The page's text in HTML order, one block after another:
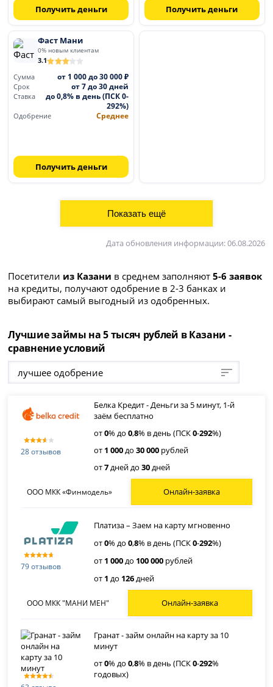
Получить деньги Получить деньги
Фаст Мани
0% новым клиентам
3.1
Сумма
от 1 000 до 30 000 ₽
Срок от 7 до 30 дней
Ставка
до 0,8% в день (ПСК 0-
292%)
Одобрение Среднее
Получить деньги
Дата обновления информации: 06.08.2026
Посетители из Казани в среднем заполняют5-6 заявок
на кредиты, получают одобрение в 2-3 банках и
выбирают самый выгодный из одобренных.
Лучшие займы на 5 тысяч рублей в Казани -
сравнение условий
лучшее одобрение
28 отзывов
Белка Кредит - Деньги за 5 минут, 1-й
заём бесплатно
от0% до0,8% в день (ПСК0-292%)
от 1 000до30 000 рублей
от7дней до30дней
ООО МКК «Финмодель» Онлайн-заявка
79 отзывов
Платиза – Заем на карту мгновенно
от0% до0,8% в день (ПСК0-292%)
от 1 000до 100 000 рублей
от 1 до 126дней
ООО МКК "МАНИ МЕН" Онлайн-заявка
Гранат - займ онлайн на карту за 10
минут
от0% до0,8% в день (ПСК0-292%
годовых)